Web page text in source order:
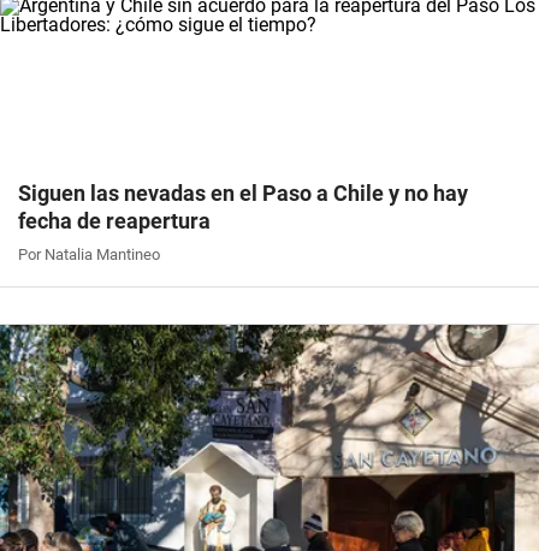
Siguen las nevadas en el Paso a Chile y no hay
fecha de reapertura
Por Natalia Mantineo